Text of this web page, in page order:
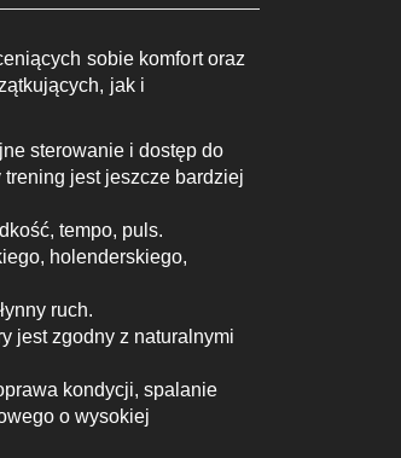
sobie komfort oraz
jak i
sterowanie i dostęp do
jest jeszcze bardziej
tempo, puls.
holenderskiego,
ruch.
jest zgodny z naturalnymi
kondycji, spalanie
o wysokiej